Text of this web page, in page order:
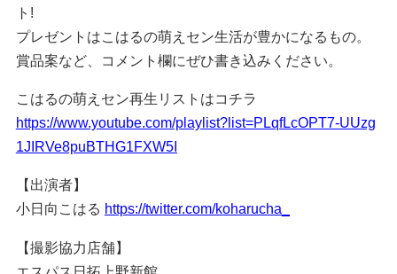
ト!
プレゼントはこはるの萌えセン生活が豊かになるもの。
賞品案など、コメント欄にぜひ書き込みください。
こはるの萌えセン再生リストはコチラ
https://www.youtube.com/playlist?list=PLqfLcOPT7-UUzg
1JIRVe8puBTHG1FXW5I
【出演者】
小日向こはる https://twitter.com/koharucha_
【撮影協力店舗】